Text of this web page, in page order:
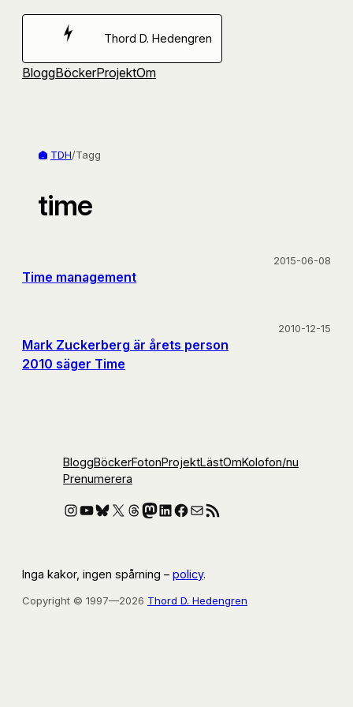
Hoppa
Thord D. Hedengren
BloggBöckerProjektOm
TDH/Tagg
time
Time management
2015-06-08
Mark Zuckerberg är årets person
2010 säger Time
2010-12-15
BloggBöckerFotonProjektLästOmKolofon/nu
Prenumerera
Instagram
YouTube
Bluesky
X Threads
Mastodon
LinkedIn
Facebook
E-postRSS-flöde
Inga kakor, ingen spårning – policy.
Copyright © 1997—2026 Thord D. Hedengren